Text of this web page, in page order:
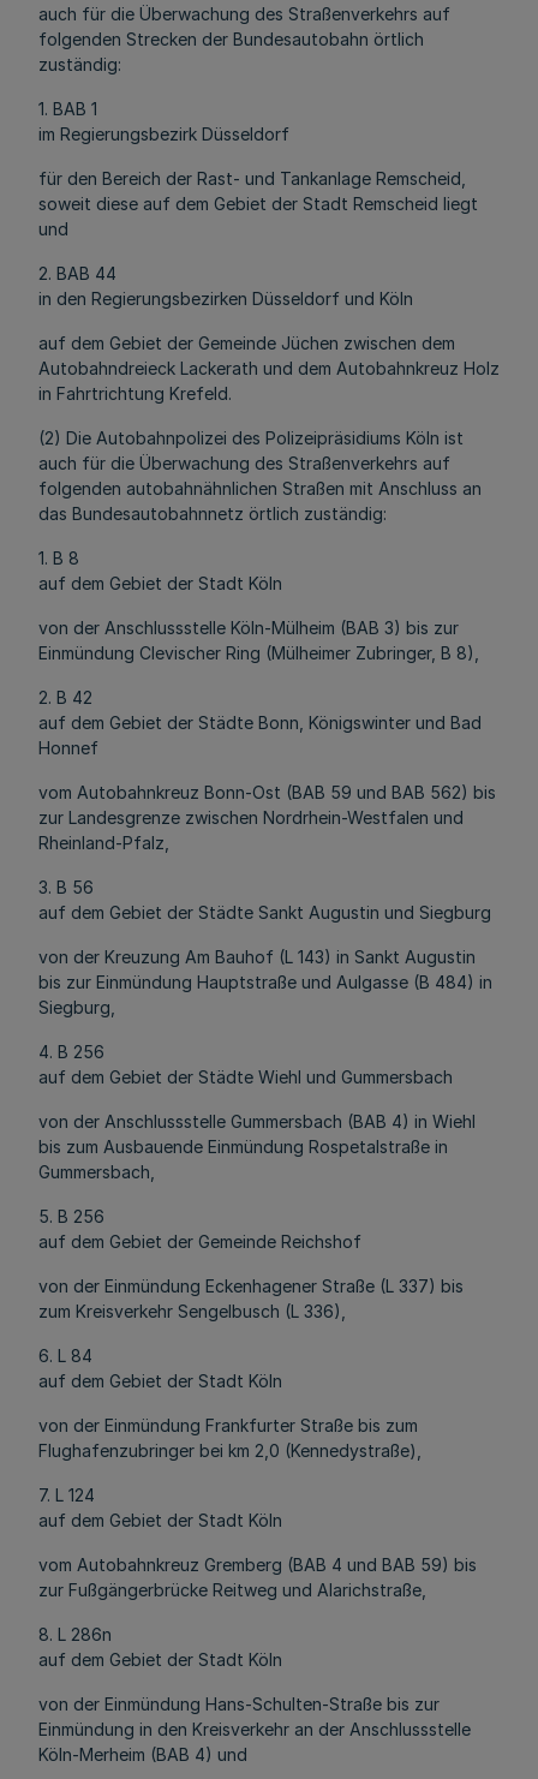
auch für die Überwachung des Straßenverkehrs auf
folgenden Strecken der Bundesautobahn örtlich
zuständig:
1. BAB 1
im Regierungsbezirk Düsseldorf
für den Bereich der Rast- und Tankanlage Remscheid,
soweit diese auf dem Gebiet der Stadt Remscheid liegt
und
2. BAB 44
in den Regierungsbezirken Düsseldorf und Köln
auf dem Gebiet der Gemeinde Jüchen zwischen dem
Autobahndreieck Lackerath und dem Autobahnkreuz Holz
in Fahrtrichtung Krefeld.
(2) Die Autobahnpolizei des Polizeipräsidiums Köln ist
auch für die Überwachung des Straßenverkehrs auf
folgenden autobahnähnlichen Straßen mit Anschluss an
das Bundesautobahnnetz örtlich zuständig:
1. B 8
auf dem Gebiet der Stadt Köln
von der Anschlussstelle Köln-Mülheim (BAB 3) bis zur
Einmündung Clevischer Ring (Mülheimer Zubringer, B 8),
2. B 42
auf dem Gebiet der Städte Bonn, Königswinter und Bad
Honnef
vom Autobahnkreuz Bonn-Ost (BAB 59 und BAB 562) bis
zur Landesgrenze zwischen Nordrhein-Westfalen und
Rheinland-Pfalz,
3. B 56
auf dem Gebiet der Städte Sankt Augustin und Siegburg
von der Kreuzung Am Bauhof (L 143) in Sankt Augustin
bis zur Einmündung Hauptstraße und Aulgasse (B 484) in
Siegburg,
4. B 256
auf dem Gebiet der Städte Wiehl und Gummersbach
von der Anschlussstelle Gummersbach (BAB 4) in Wiehl
bis zum Ausbauende Einmündung Rospetalstraße in
Gummersbach,
5. B 256
auf dem Gebiet der Gemeinde Reichshof
von der Einmündung Eckenhagener Straße (L 337) bis
zum Kreisverkehr Sengelbusch (L 336),
6. L 84
auf dem Gebiet der Stadt Köln
von der Einmündung Frankfurter Straße bis zum
Flughafenzubringer bei km 2,0 (Kennedystraße),
7. L 124
auf dem Gebiet der Stadt Köln
vom Autobahnkreuz Gremberg (BAB 4 und BAB 59) bis
zur Fußgängerbrücke Reitweg und Alarichstraße,
8. L 286n
auf dem Gebiet der Stadt Köln
von der Einmündung Hans-Schulten-Straße bis zur
Einmündung in den Kreisverkehr an der Anschlussstelle
Köln-Merheim (BAB 4) und